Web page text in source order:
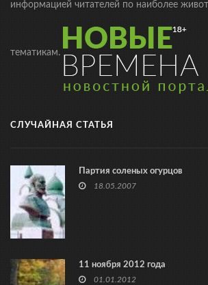
информацией читателей по наиболее
тематикам.
СЛУЧАЙНАЯ СТАТЬЯ
Партия соленых огурцов
18.05.2007
11 ноября 2012 года
01.01.2012